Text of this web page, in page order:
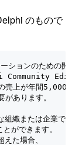
のもので
ションのための開発
Community
売上が年間5,000
があります。
織または企業であ
できます。
た場合、